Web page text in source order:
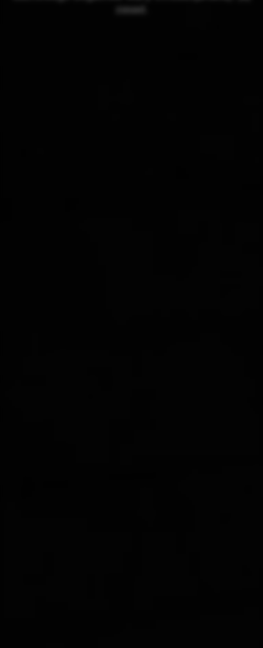
zasad.